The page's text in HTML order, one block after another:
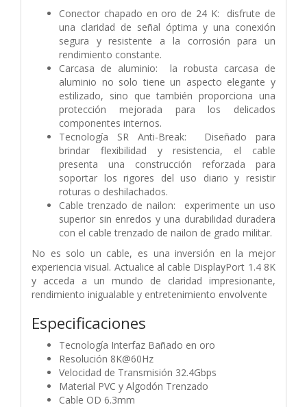
Conector chapado en oro de 24 K: disfrute de
una claridad de señal óptima y una conexión
segura y resistente a la corrosión para un
rendimiento constante.
Carcasa de aluminio: la robusta carcasa de
aluminio no solo tiene un aspecto elegante y
estilizado, sino que también proporciona una
protección mejorada para los delicados
componentes internos.
Tecnología SR Anti-Break: Diseñado para
brindar flexibilidad y resistencia, el cable
presenta una construcción reforzada para
soportar los rigores del uso diario y resistir
roturas o deshilachados.
Cable trenzado de nailon: experimente un uso
superior sin enredos y una durabilidad duradera
con el cable trenzado de nailon de grado militar.
No es solo un cable, es una inversión en la mejor
experiencia visual. Actualice al cable DisplayPort 1.4 8K
y acceda a un mundo de claridad impresionante,
rendimiento inigualable y entretenimiento envolvente
Especificaciones
Tecnología Interfaz Bañado en oro
Resolución 8K@60Hz
Velocidad de Transmisión 32.4Gbps
Material PVC y Algodón Trenzado
Cable OD 6.3mm